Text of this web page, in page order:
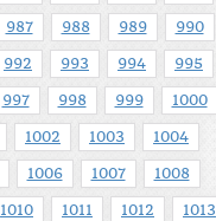
987 988 989 990
992 993 994 995
997 998 999 1000
1002 1003 1004
1006 1007 1008
1010 1011 1012 1013